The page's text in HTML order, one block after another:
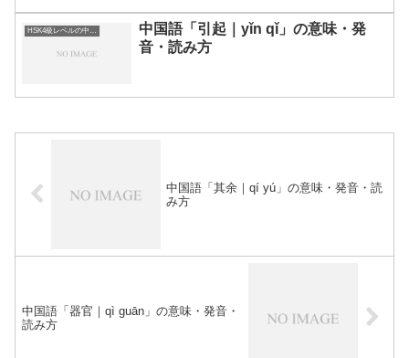
中国語「引起｜yǐn qǐ」の意味・発
音・読み方
中国語「其余｜qí yú」の意味・発音・読
み方
中国語「器官｜qì guān」の意味・発音・
読み方